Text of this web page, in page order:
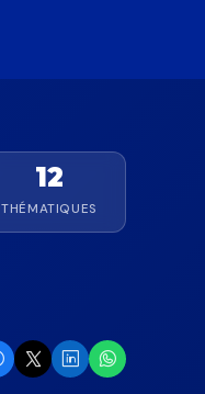
12
THÉMATIQUES